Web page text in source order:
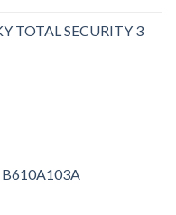
TOTAL SECURITY 3
B610A103A